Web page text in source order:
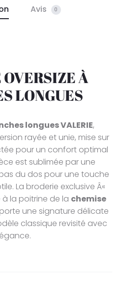
Avis 0
À
LONGUES
longues VALERIE,
rayée et unie, mise sur
pour un confort optimal
est sublimée par une
du dos pour une touche
La broderie exclusive Â«
la poitrine de la chemise
une signature délicate
classique revisité avec